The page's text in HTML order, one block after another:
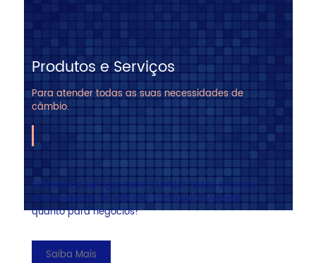
Produtos e Serviços
Para atender todas as suas necessidades de
câmbio.
Produtos e serviços para atender todas as suas
necessidades de câmbio, tanto para viagens
quanto para negócios!
Saiba Mais